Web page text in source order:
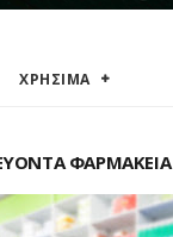
ΧΡΗΣΙΜΑ
ΦΑΡΜΑΚΕΙΑ